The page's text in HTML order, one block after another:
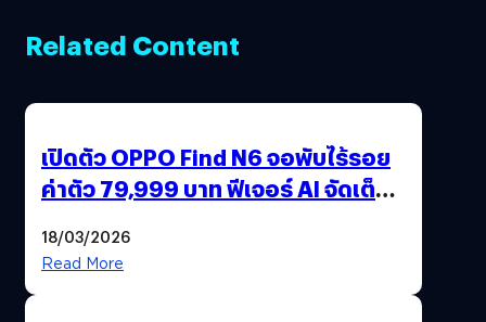
Related Content
เปิดตัว OPPO Find N6 จอพับไร้รอย
ค่าตัว 79,999 บาท ฟีเจอร์ AI จัดเต็ม
18/03/2026
Read More